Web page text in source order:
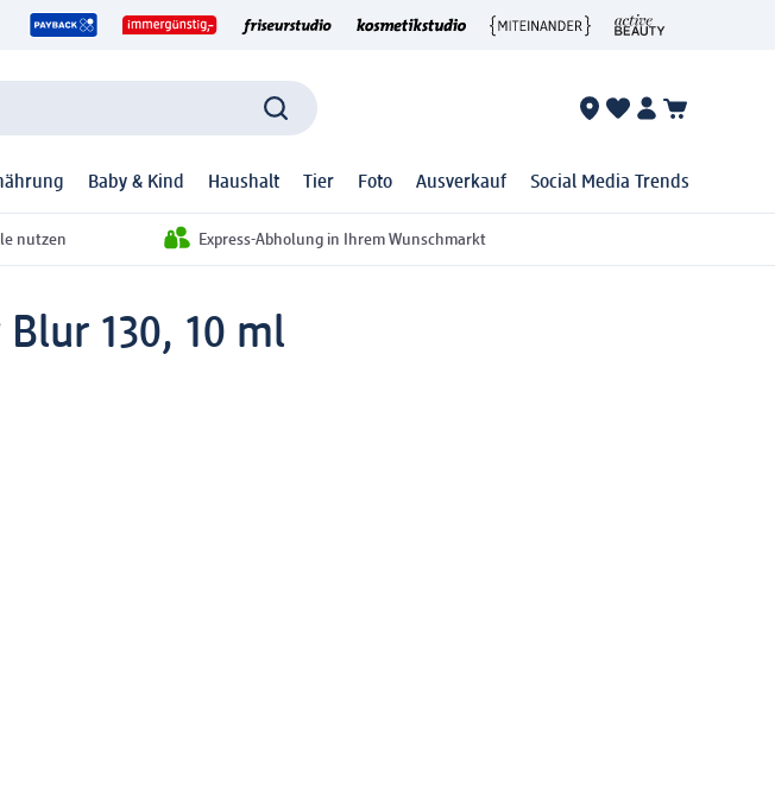
Baby & Kind Haushalt Tier Foto Ausverkauf Social Media Trends
nutzen Express-Abholung in Ihrem Wunschmarkt
130, 10 ml